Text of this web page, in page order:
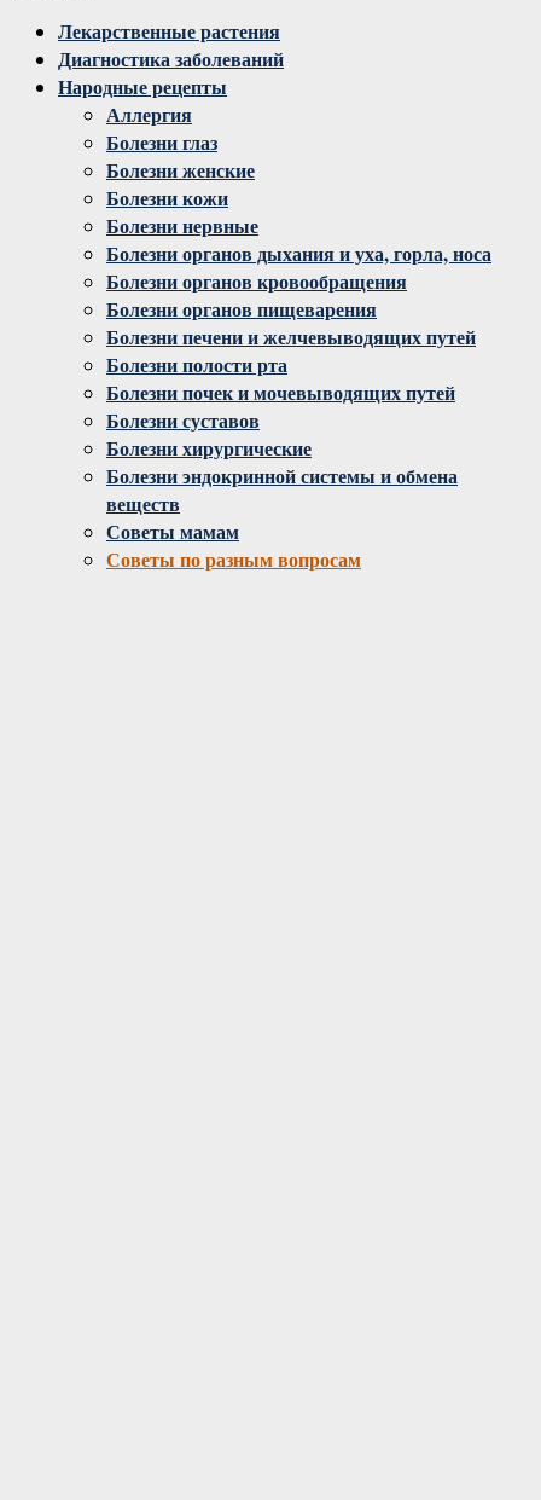
Facebook
Twitter
Instagram
YoutubeЛекарственные растения
Диагностика заболеваний
Народные рецепты
Аллергия
Болезни глаз
Болезни женские
Болезни кожи
Болезни нервные
Болезни органов дыхания и уха, горла, носа
Болезни органов кровообращения
Болезни органов пищеварения
Болезни печени и желчевыводящих путей
Болезни полости рта
Болезни почек и мочевыводящих путей
Болезни суставов
Болезни хирургические
Болезни эндокринной системы и обмена
веществ
Советы мамам
Советы по разным вопросам